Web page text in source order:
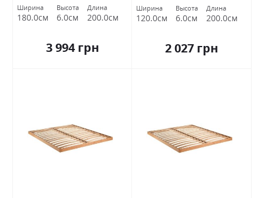
Ширина
180.0см
Высота
6.0см
Длина
200.0см
3 994 грн
Ширина
120.0см
Высота
6.0см
Длина
200.0см
2 027 грн